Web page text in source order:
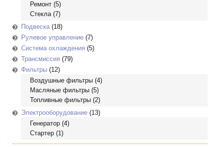
Ремонт (5)
Стекла(7)
Подвеска(18)
Рулевое управление (7)
Система охлаждения (5)
Трансмиссия (79)
Фильтры (12)
Воздушные фильтры (4)
Масляные фильтры (5)
Топливные фильтры (2)
Электрооборудование (13)
Генератор (4)
Стартер (1)